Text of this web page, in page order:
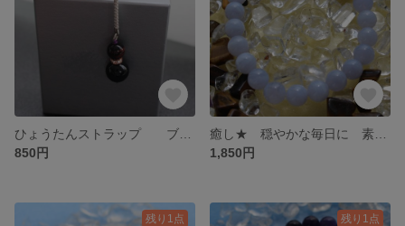
850円
1,850円
残り1点 残り1点